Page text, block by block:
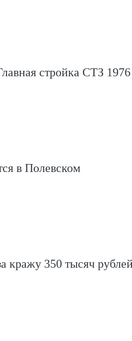
стройка СТЗ 1976
в Полевском
кражу 350 тысяч